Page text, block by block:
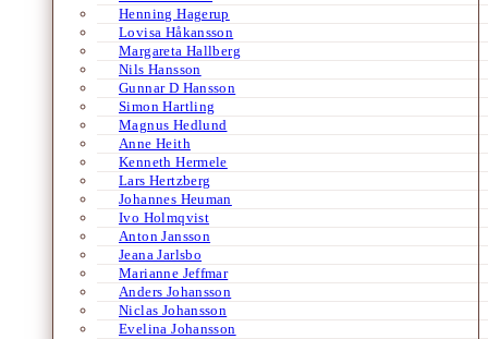
Henning Hagerup
Lovisa Håkansson
Margareta Hallberg
Nils Hansson
Gunnar D Hansson
Simon Hartling
Magnus Hedlund
Anne Heith
Kenneth Hermele
Lars Hertzberg
Johannes Heuman
Ivo Holmqvist
Anton Jansson
Jeana Jarlsbo
Marianne Jeffmar
Anders Johansson
Niclas Johansson
Evelina Johansson